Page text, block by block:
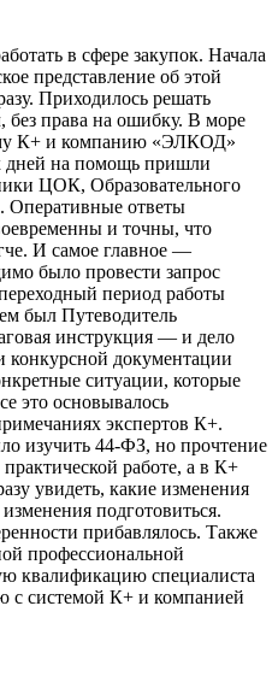
в сфере закупок. Начала
представление об этой
Приходилось решать
без права на ошибку. В море
К+ и компанию «ЭЛКОД»
дней на помощь пришли
ЦОК, Образовательного
Оперативные ответы
и точны, что
И самое главное —
было провести запрос
период работы
был Путеводитель
инструкция — и дело
конкурсной документации
ситуации, которые
это основывалось
экспертов К+.
изучить 44-ФЗ, но прочтение
работе, а в К+
увидеть, какие изменения
подготовиться.
прибавлялось. Также
профессиональной
квалификацию специалиста
с системой К+ и компанией